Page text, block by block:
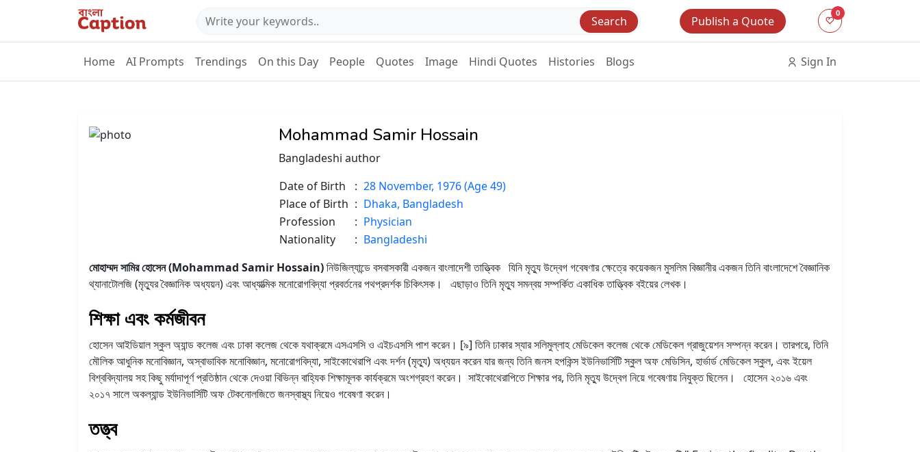
Search Publish a Quote
0
Home AI Prompts Trendings On this Day People Quotes Image Hindi Quotes Histories Blogs Sign In
Mohammad Samir Hossain
Bangladeshi author
Date of Birth
: 28 November, 1976 (Age 49)
Place of Birth : Dhaka, Bangladesh
Profession
: Physician
Nationality
: Bangladeshi
মোহাম্মদ সামির হোসেন (Mohammad Samir Hossain)নিউজিল্যান্ডে বসবাসকারী একজন বাংলাদেশী তাত্ত্বিক যিনি মৃত্যু উদ্বেগ গবেষণার ক্ষেত্রে কয়েকজন মুসলিম বিজ্ঞানীর একজন তিনি বাংলাদেশে বৈজ্ঞানিক
থ্যানাটোলজি (মৃত্যুর বৈজ্ঞানিক অধ্যয়ন) এবং আধ্যাত্মিক মনোরোগবিদ্যা প্রবর্তনের পথপ্রদর্শক চিকিৎসক। এছাড়াও তিনি মৃত্যু সমন্বয় সম্পর্কিত একাধিক তাত্ত্বিক বইয়ের লেখক।
শিক্ষা এবং কর্মজীবন
হোসেন আইডিয়াল স্কুল অ্যান্ড কলেজ এবং ঢাকা কলেজ থেকে যথাক্রমে এসএসসি ও এইচএসসি পাশ করেন। [৯] তিনি ঢাকার স্যার সলিমুল্লাহ মেডিকেল কলেজ থেকে মেডিকেল গ্রাজুয়েশন সম্পন্ন করেন। তারপরে, তিনি
মৌলিক আধুনিক মনোবিজ্ঞান, অস্বাভাবিক মনোবিজ্ঞান, মনোরোগবিদ্যা, সাইকোথেরাপি এবং দর্শন (মৃত্যু) অধ্যয়ন করেন যার জন্য তিনি জনস হপকিন্স ইউনিভার্সিটি স্কুল অফ মেডিসিন, হার্ভার্ড মেডিকেল স্কুল, এবং ইয়েল
বিশ্ববিদ্যালয় সহ কিছু মর্যাদাপূর্ণ প্রতিষ্ঠান থেকে দেওয়া বিভিন্ন বাহ্যিক শিক্ষামূলক কার্যক্রমে অংশগ্রহণ করেন। সাইকোথেরাপিতে শিক্ষার পর, তিনি মৃত্যু উদ্বেগ নিয়ে গবেষণায় নিযুক্ত ছিলেন। হোসেন ২০১৬ এবং
২০১৭ সালে অকল্যান্ড ইউনিভার্সিটি অফ টেকনোলজিতে জনস্বাস্থ্য নিয়েও গবেষণা করেন।
তত্ত্ব